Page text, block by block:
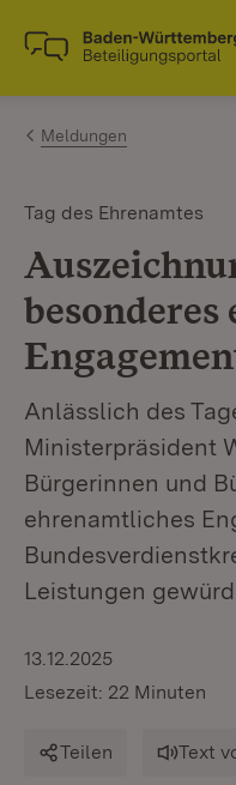
Zum Inhalt
Link zur Startseite
Meldungen
Tag des Ehrenamtes
Anlässlich des
Ministerpräsident
Bürgerinnen und
ehrenamtliches
Leistungen
13.12.2025
Lesezeit: 22 Minuten
Teilen Text